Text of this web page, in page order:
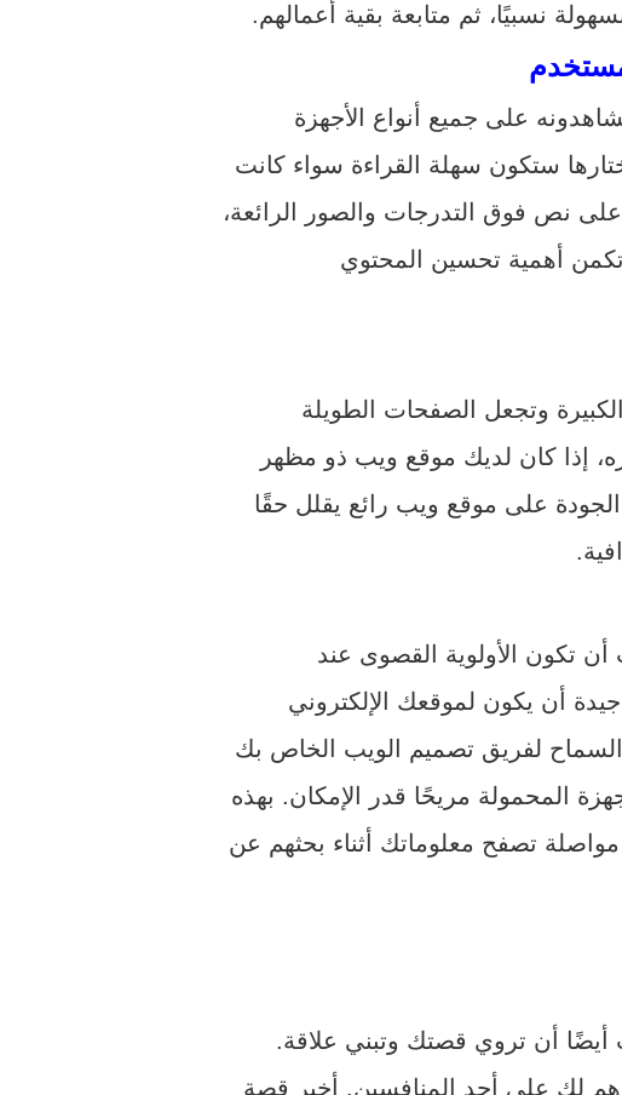
نسبيًا، ثم متابعة بقية أعمالهم.
على جميع أنواع الأجهزة
ستكون سهلة القراءة سواء كانت
نص فوق التدرجات والصور الرائعة،
أهمية تحسين المحتوي
وتجعل الصفحات الطويلة
إذا كان لديك موقع ويب ذو مظهر
على موقع ويب رائع يقلل حقًا
تكون الأولوية القصوى عند
أن يكون لموقعك الإلكتروني
لفريق تصميم الويب الخاص بك
المحمولة مريحًا قدر الإمكان. بهذه
تصفح معلوماتك أثناء بحثهم عن
أن تروي قصتك وتبني علاقة.
لك على أحد المنافسين. أخبر قصة